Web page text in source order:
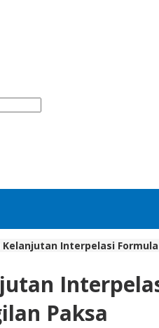
Kelanjutan Interpelasi
Paksa